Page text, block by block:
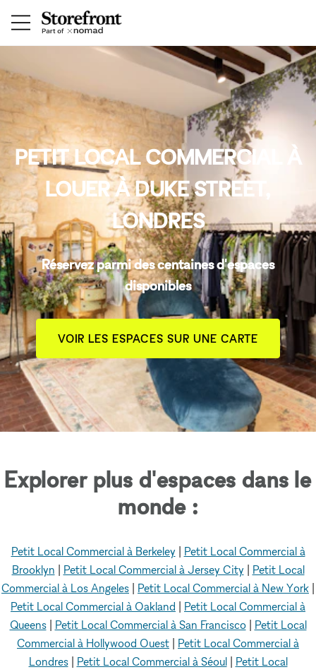
PETIT LOCAL COMMERCIAL À
LOUER À DUKE STREET,
LONDRES
Réservez parmi des centaines d'espaces
disponibles
VOIR LES ESPACES SUR UNE CARTE
Explorer plus d'espaces dans le
monde :
Petit Local Commercial à Berkeley
Petit Local Commercial à
Brooklyn
Petit Local Commercial à Jersey City
Petit Local
Commercial à Los Angeles
Petit Local Commercial à New York
Petit Local Commercial à Oakland
Petit Local Commercial à
Queens| Petit Local Commercial à San Francisco| Petit Local
Commercial à Hollywood Ouest
Petit Local Commercial à
Londres| Petit Local Commercial à Séoul| Petit Local